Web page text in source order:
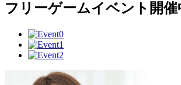
フリーゲームイベント開催